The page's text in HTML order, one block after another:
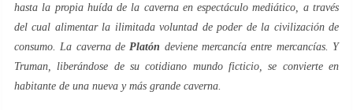
hasta la propia huída de la cavernaen espectáculo mediático, a través
del cual alimentar la ilimitadavoluntad de poderde la civilización de
consumo. La cavernade Platón deviene mercancía entre mercancías. Y
Truman , liberándose de su cotidiano mundo ficticio, se convierte en
habitante de una nueva y más grande caverna